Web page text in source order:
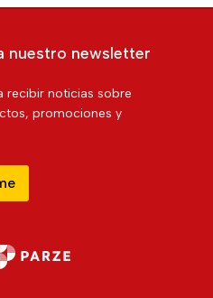
nuestro newsletter
recibir noticias sobre
promociones y